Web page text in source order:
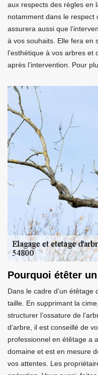
aux respects des règles en
notamment dans le respect
assurera aussi que
à vos souhaits. Elle fera en
l’esthétique à vos arbres et
après l’intervention. Pour
Pourquoi étêter
Dans le cadre d’un étêtage
taille. En supprimant la
structurer l’ossature de
d’arbre, il est conseillé de
professionnel en étêtage a
domaine et est en mesure
vos attentes. Les